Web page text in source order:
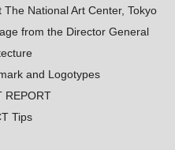
The National Art Center, Tokyo
from the Director General
and Logotypes
REPORT
Tips